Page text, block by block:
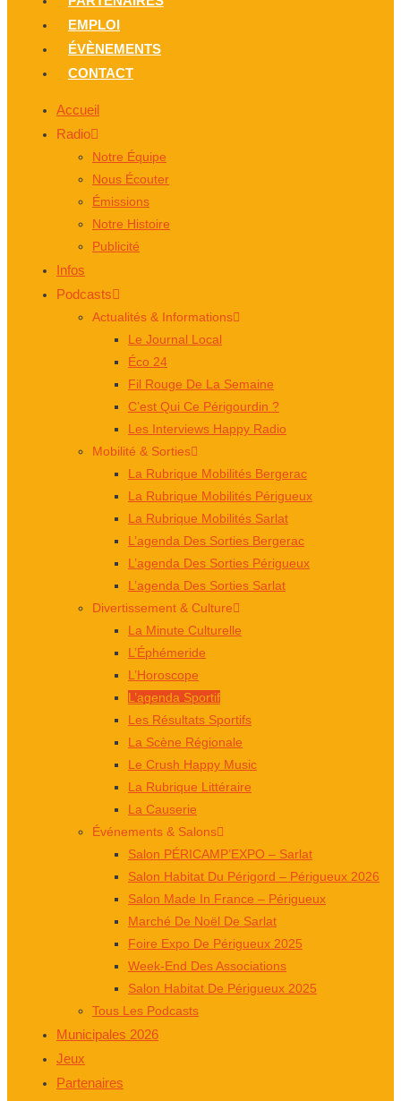
EMPLOI
ÉVÈNEMENTS
CONTACT
Accueil
Radio
Notre Équipe
Nous Écouter
Émissions
Notre Histoire
Publicité
Infos
Podcasts
Actualités & Informations
Le Journal Local
Éco 24
Fil Rouge De La Semaine
C’est Qui Ce Périgourdin ?
Les Interviews Happy Radio
Mobilité & Sorties
La Rubrique Mobilités Bergerac
La Rubrique Mobilités Périgueux
La Rubrique Mobilités Sarlat
L’agenda Des Sorties Bergerac
L’agenda Des Sorties Périgueux
L’agenda Des Sorties Sarlat
Divertissement & Culture
La Minute Culturelle
L’Éphémeride
L’Horoscope
L’agenda Sportif
Les Résultats Sportifs
La Scène Régionale
Le Crush Happy Music
La Rubrique Littéraire
La Causerie
Événements & Salons
Salon PÉRICAMP’EXPO – Sarlat
Salon Habitat Du Périgord – Périgueux 2026
Salon Made In France – Périgueux
Marché De Noël De Sarlat
Foire Expo De Périgueux 2025
Week-End Des Associations
Salon Habitat De Périgueux 2025
Tous Les Podcasts
Municipales 2026
Jeux
Partenaires